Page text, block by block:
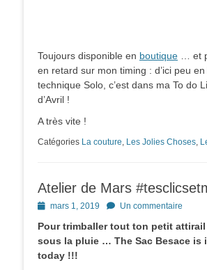
Toujours disponible en boutique … et
en retard sur mon timing : d’ici peu en
technique Solo, c’est dans ma To do
d’Avril !
A très vite !
Catégories La couture Les Jolies Choses
Atelier de Mars
Postedmars 1, 2019 Un commentaire
Pour trimballer tout ton petit
sous la pluie … The Sac Besace is
today !!!